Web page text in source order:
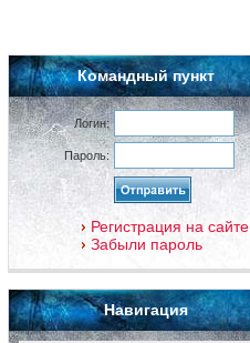
Командный пункт
Логин:
Пароль:
Регистрация на сайте
Забыли пароль
Навигация